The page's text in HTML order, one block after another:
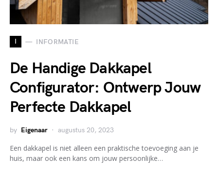
I INFORMATIE
De Handige Dakkapel
Configurator: Ontwerp Jouw
Perfecte Dakkapel
by Eigenaar augustus 20, 2023
Een dakkapel is niet alleen een praktische toevoeging aan je
huis, maar ook een kans om jouw persoonlijke…